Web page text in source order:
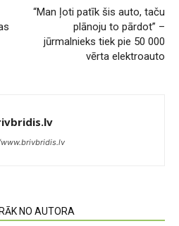
“Man ļoti patīk šis auto, taču
plānoju to pārdot” –
jūrmalnieks tiek pie 50 000
vērta elektroauto
NO AUTORA